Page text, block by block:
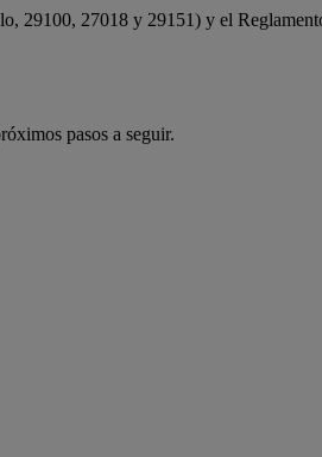
29100, 27018 y 29151) y el
pasos a seguir.